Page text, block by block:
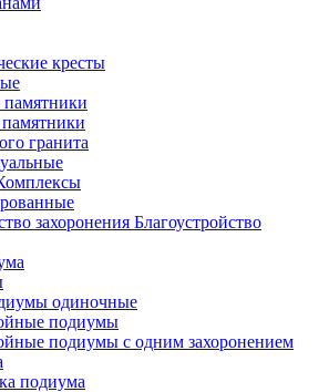
кресты
гранита
Благоустройство
одиночные
подиумы
подиумы с одним захоронением
подиума